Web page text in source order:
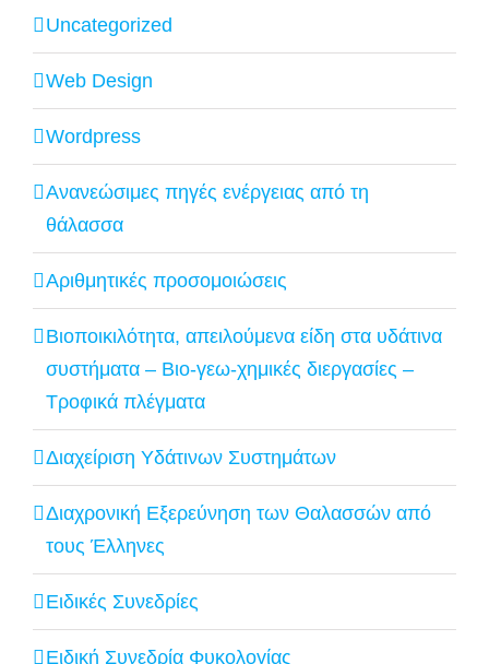
Uncategorized
Web Design
Wordpress
Ανανεώσιμες πηγές ενέργειας από τη
θάλασσα
Αριθμητικές προσομοιώσεις
Βιοποικιλότητα, απειλούμενα είδη στα υδάτινα
συστήματα – Βιο-γεω-χημικές διεργασίες –
Τροφικά πλέγματα
Διαχείριση Υδάτινων Συστημάτων
Διαχρονική Εξερεύνηση των Θαλασσών από
τους Έλληνες
Ειδικές Συνεδρίες
Ειδική Συνεδρία Φυκολογίας